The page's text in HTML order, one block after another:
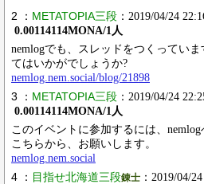
2 ： METATOPIA三段 ：2019/04/24
0.00114114MONA/1人
nemlogでも、スレッドをつくってい
てはいかがでしょうか?
nemlog.nem.social/blog/21898
3 ： METATOPIA三段 ：2019/04/24
0.00114114MONA/1人
このイベントに参加するには、nemlog
こちらから、お願いします。
nemlog.nem.social
4 ： 目指せ北海道三段錬士 ：2019/04/